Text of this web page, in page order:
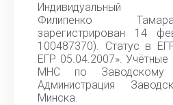
Индивидуальный
Филипенко
зарегистрирован 14
100487370). Статус в
ЕГР 05.04.2007». Учётные
МНС по Заводскому
Администрация
Минска.